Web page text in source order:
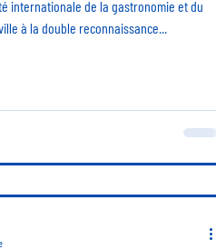
internationale de la gastronomie et du
à la double reconnaissance...